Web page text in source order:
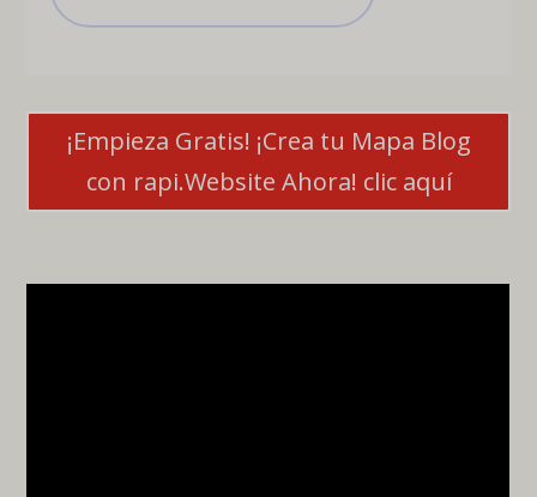
¡Empieza Gratis! ¡Crea tu Mapa Blog
con rapi.Website Ahora! clic aquí